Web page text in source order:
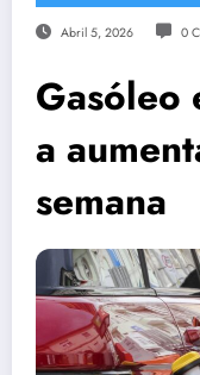
Abril 5, 2026 0
Gasóleo
a
semana